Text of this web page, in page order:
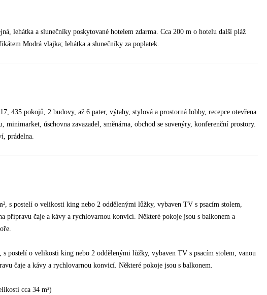
lehátka a slunečníky poskytované hotelem zdarma. Cca 200 m o hotelu další pláž
Modrá vlajka; lehátka a slunečníky za poplatek.
435 pokojů, 2 budovy, až 6 pater, výtahy, stylová a prostorná lobby, recepce otevřena
minimarket, úschovna zavazadel, směnárna, obchod se suvenýry, konferenční prostory.
prádelna.
s postelí o velikosti king nebo 2 oddělenými lůžky, vybaven TV s psacím stolem,
přípravu čaje a kávy a rychlovarnou konvicí. Některé pokoje jsou s balkonem a
postelí o velikosti king nebo 2 oddělenými lůžky, vybaven TV s psacím stolem, vanou
čaje a kávy a rychlovarnou konvicí. Některé pokoje jsou s balkonem.
cca 34 m²)